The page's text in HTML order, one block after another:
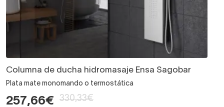
Columna de ducha hidromasaje Ensa Sagobar
Plata mate monomando o termostática
257,66€ 330,33€